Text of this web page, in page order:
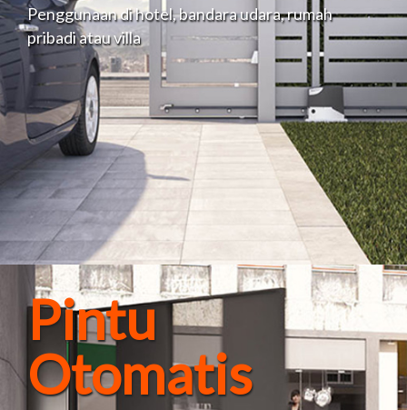
Penggunaan di hotel, bandara udara, rumah
pribadi atau villa
Pintu
Otomatis